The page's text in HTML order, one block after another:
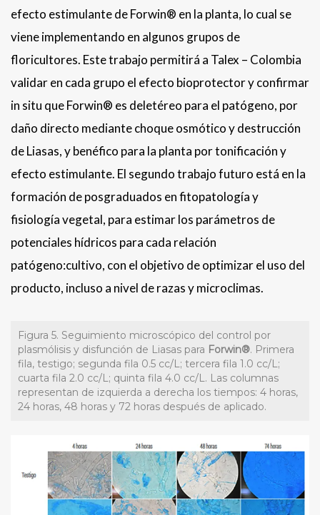
efecto estimulante de Forwin® en la planta, lo cual se
viene implementando en algunos grupos de
floricultores. Este trabajo permitirá a Talex – Colombia
validar en cada grupo el efecto bioprotector y confirmar
in situ que Forwin® es deletéreo para el patógeno, por
daño directo mediante choque osmótico y destrucción
de Liasas, y benéfico para la planta por tonificación y
efecto estimulante. El segundo trabajo futuro está en la
formación de posgraduados en fitopatología y
fisiología vegetal, para estimar los parámetros de
potenciales hídricos para cada relación
patógeno:cultivo, con el objetivo de optimizar el uso del
producto, incluso a nivel de razas y microclimas.
Figura 5. Seguimiento microscópico del control por
plasmólisis y disfunción de Liasas para Forwin®. Primera
fila, testigo; segunda fila 0.5 cc/L; tercera fila 1.0 cc/L;
cuarta fila 2.0 cc/L; quinta fila 4.0 cc/L. Las columnas
representan de izquierda a derecha los tiempos: 4 horas,
24 horas, 48 horas y 72 horas después de aplicado.